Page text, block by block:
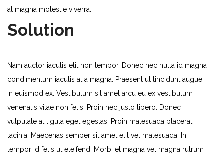
at magna molestie viverra.
Solution
Nam auctor iaculis elit non tempor. Donec nec nulla id magna
condimentum iaculis at a magna. Praesent ut tincidunt augue,
in euismod ex. Vestibulum sit amet arcu eu ex vestibulum
venenatis vitae non felis. Proin nec justo libero. Donec
vulputate at ligula eget egestas. Proin malesuada placerat
lacinia. Maecenas semper sit amet elit vel malesuada. In
tempor id felis ut eleifend. Morbi et magna vel magna rutrum